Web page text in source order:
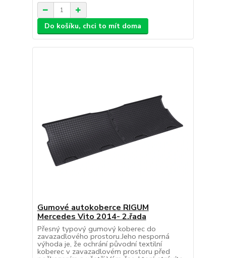
Do košíku, chci to mít doma
Gumové autokoberce RIGUM
Mercedes Vito 2014- 2.řada
Přesný typový gumový koberec do
zavazadlového prostoru.Jeho nesporná
výhoda je, že ochrání původní textilní
koberec v zavazadlovém prostoru před